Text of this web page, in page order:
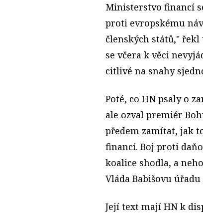
Ministerstvo financí
proti evropskému
členských států,"
se včera k věci
citlivé na snahy
Poté, co HN psaly o
ale ozval premiér
předem zamítat, jak
financí. Boj proti
koalice shodla, a
Vláda Babišovu
Její text mají HN k